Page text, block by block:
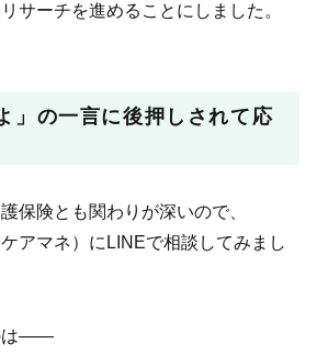
サーチを進めることにしました。
」の一言に後押しされて応
保険とも関わりが深いので、
アマネ）にLINEで相談してみまし
は——